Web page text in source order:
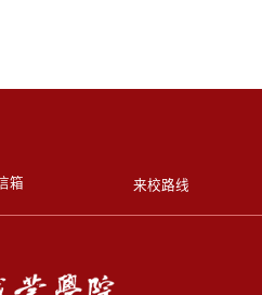
箱 来校路线